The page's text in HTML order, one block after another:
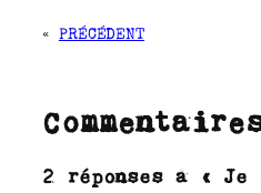
« PRÉCÉDENT
2 réponses à « Je